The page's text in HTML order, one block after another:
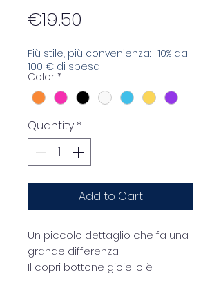
€19.50
Più stile, più convenienza: -10% da
100 € di spesa
Color *
Quantity *
Add to Cart
Un piccolo dettaglio che fa una
grande differenza.
Il copri bottone gioiello è